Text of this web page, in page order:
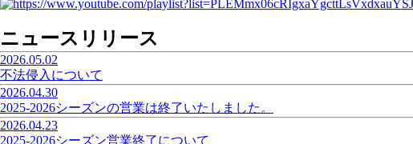
ニュースリリース
2026.05.02
不法侵入について
2026.04.30
2025‐2026シーズンの営業は終了いたしました。
2026.04.23
2025-2026シーズン営業終了について